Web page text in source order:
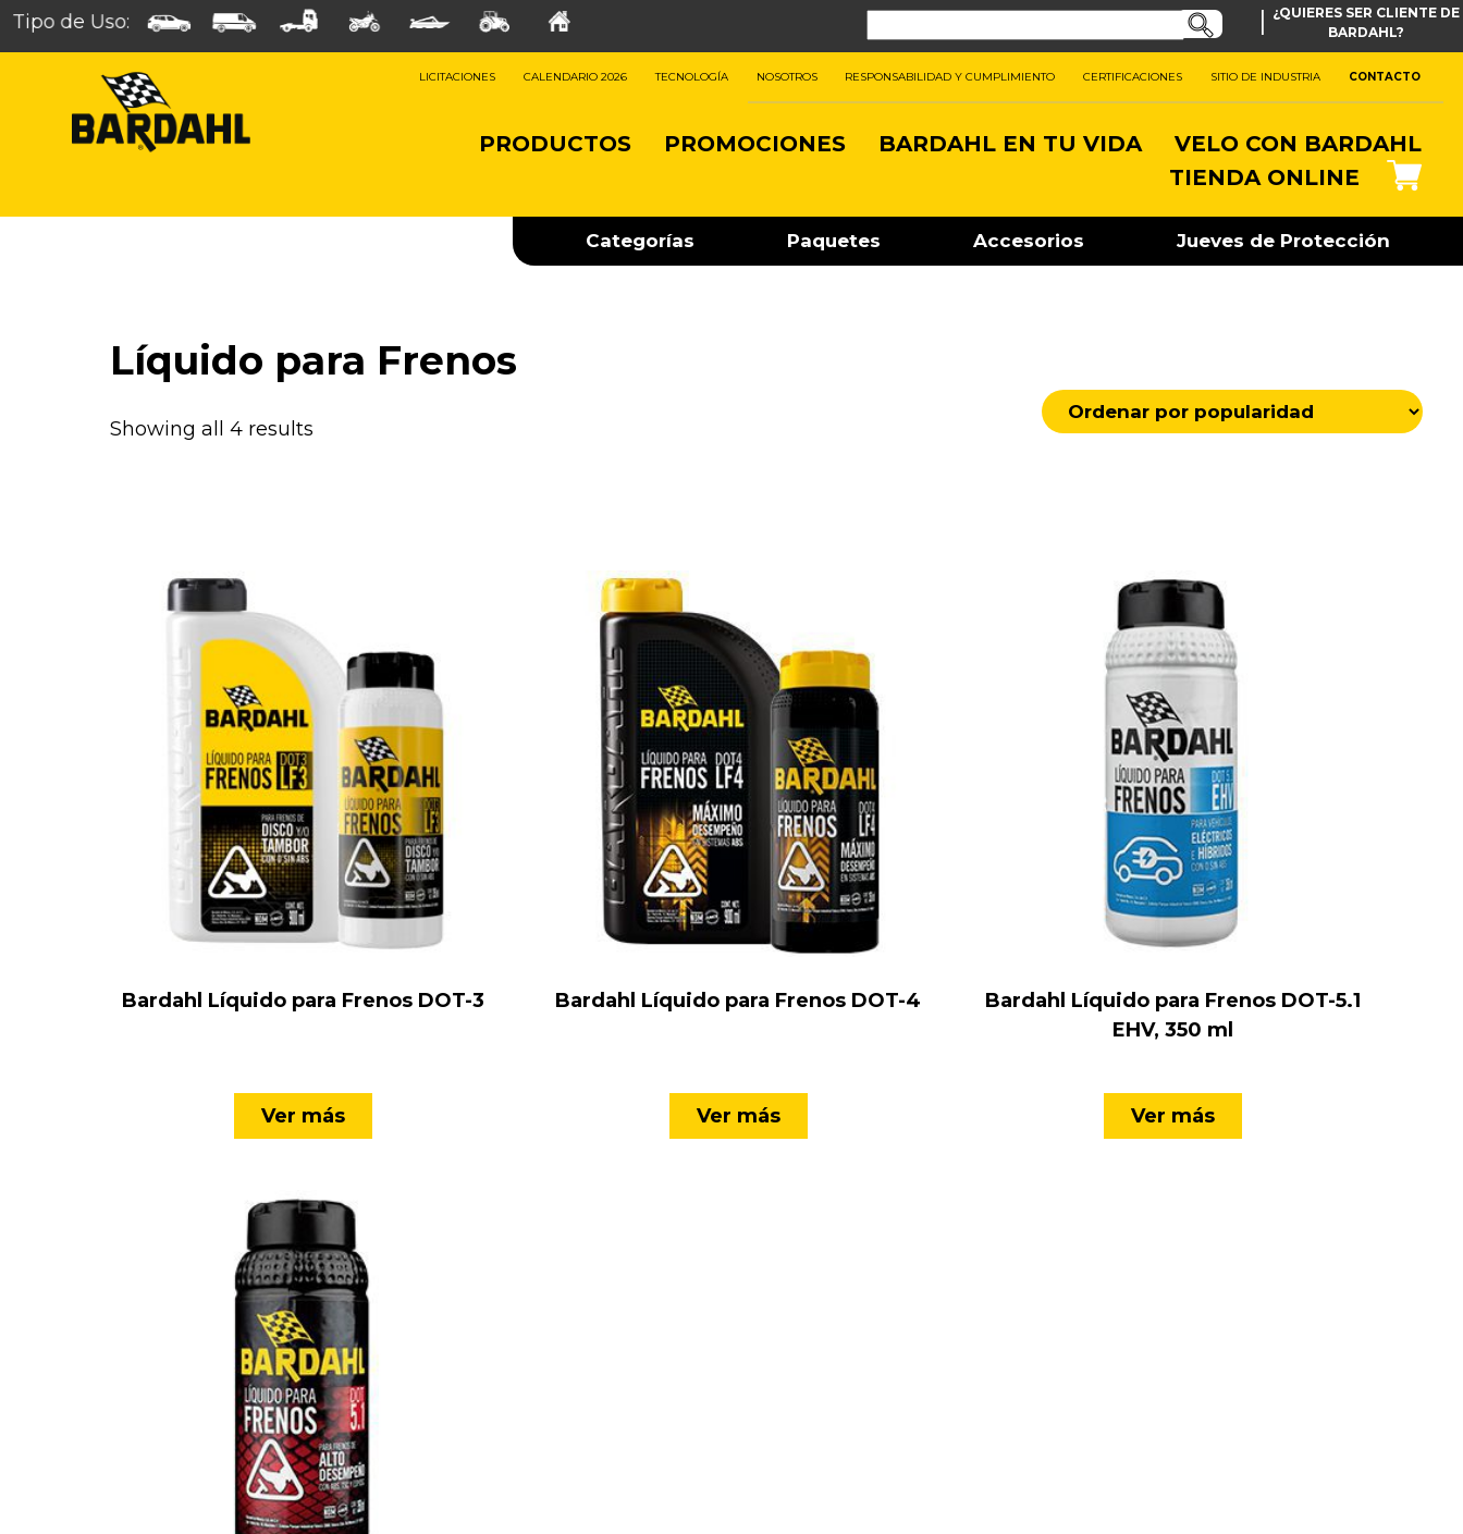
Tipo de Uso: | ¿QUIERES SER CLIENTE DE
BARDAHL?
LICITACIONES CALENDARIO 2026 TECNOLOGÍA NOSOTROS RESPONSABILIDAD Y CUMPLIMIENTO CERTIFICACIONES SITIO DE INDUSTRIA CONTACTO
PRODUCTOS PROMOCIONES BARDAHL EN TU VIDA
VELO CON BARDAHL
TIENDA ONLINE
Categorías Paquetes Accesorios Jueves de Protección
Líquido para Frenos
Showing all 4 results
Bardahl Líquido para Frenos DOT-3
Ver más
Bardahl Líquido para Frenos DOT-4
Ver más
Bardahl Líquido para Frenos DOT-5.1
EHV, 350 ml
Ver más